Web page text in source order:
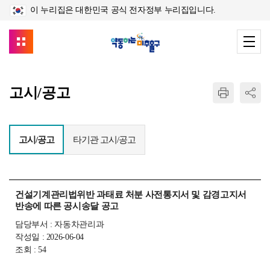
이 누리집은 대한민국 공식 전자정부 누리집입니다.
고시/공고
고시/공고 타기관 고시/공고
건설기계관리법위반 과태료 처분 사전통지서 및 감경고지서
반송에 따른 공시송달 공고
담당부서 : 자동차관리과
작성일 : 2026-06-04
조회 : 54